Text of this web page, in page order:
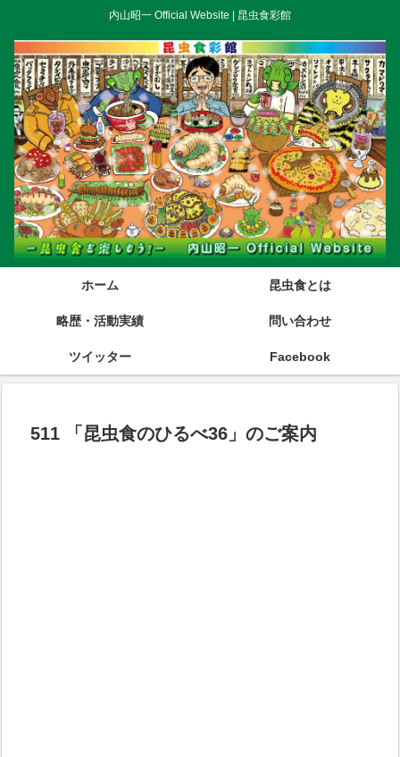
内山昭一 Official Website | 昆虫食彩館
ホーム 昆虫食とは
略歴・活動実績 問い合わせ
ツイッター Facebook
511 「昆虫食のひるべ36」のご案内